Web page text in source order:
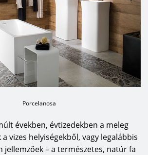
Porcelanosa
években, évtizedekben a meleg
vizes helyiségekből, vagy legalábbis
jellemzőek – a természetes, natúr fa